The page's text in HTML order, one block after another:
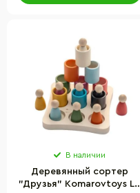
В наличии
Деревянный сортер
"Друзья" Komarovtoys LT